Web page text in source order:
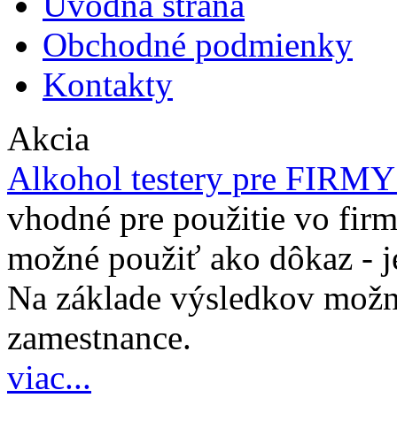
Obchodné podmienky
Kontakty
Akcia
Alkohol testery pre
vhodné pre použitie vo
možné použiť ako dôkaz -
Na základe výsledkov
zamestnance.
viac...